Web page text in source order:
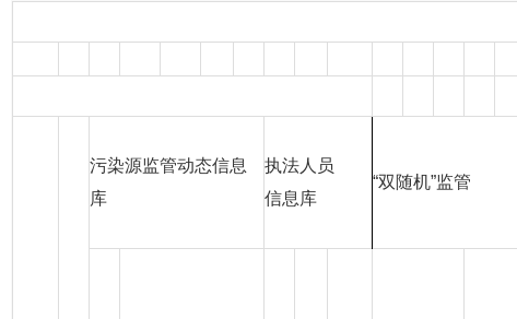
污染源监管动态信息
库
执法人员
信息库
“双随机”监管